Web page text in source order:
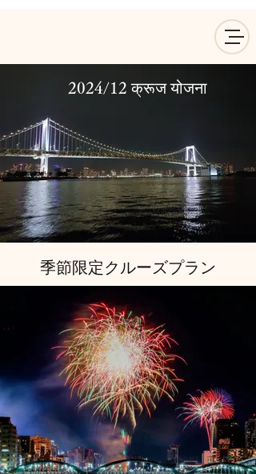
2024/12 क्रूज योजना
季節限定クルーズプラン